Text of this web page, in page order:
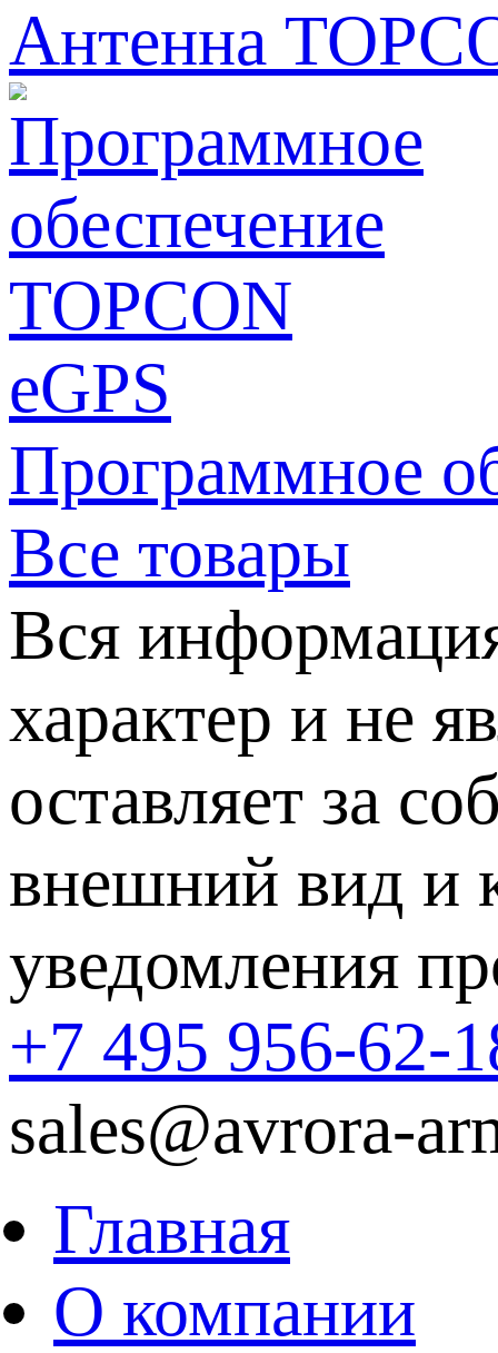
Антенна
Программное
Все товары
Вся
характер и не
оставляет за
внешний вид и
уведомления
+7 495 956-62-
sales@avrora-
Главная
О компании